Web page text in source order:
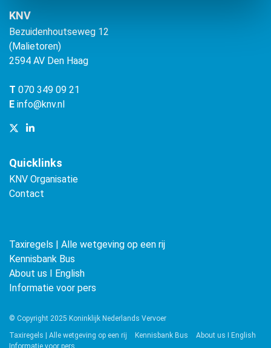
KNV
Bezuidenhoutseweg 12
(Malietoren)
2594 AV Den Haag
T 070 349 09 21
E info@knv.nl
Quicklinks
KNV Organisatie
Contact
Taxiregels | Alle wetgeving op een rij
Kennisbank Bus
About us ǀ English
Informatie voor pers
© Copyright 2025 Koninklijk Nederlands Vervoer
Taxiregels | Alle wetgeving op een rij
Kennisbank Bus
About us ǀ English
Informatie voor pers